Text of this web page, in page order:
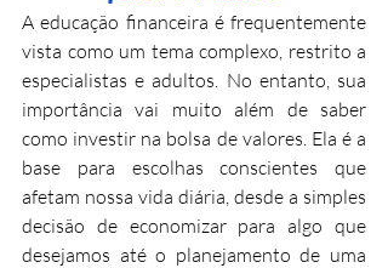
A educação financeira é frequentemente
vista como um tema complexo, restrito a
especialistas e adultos. No entanto, sua
importância vai muito além de saber
como investir na bolsa de valores. Ela é a
base para escolhas conscientes que
afetam nossa vida diária, desde a simples
decisão de economizar para algo que
desejamos até o planejamento de uma